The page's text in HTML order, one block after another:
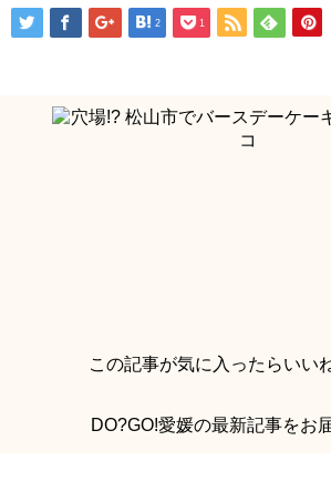
2 1
この記事が気に入ったらいい
DO?GO!愛媛の最新記事をお